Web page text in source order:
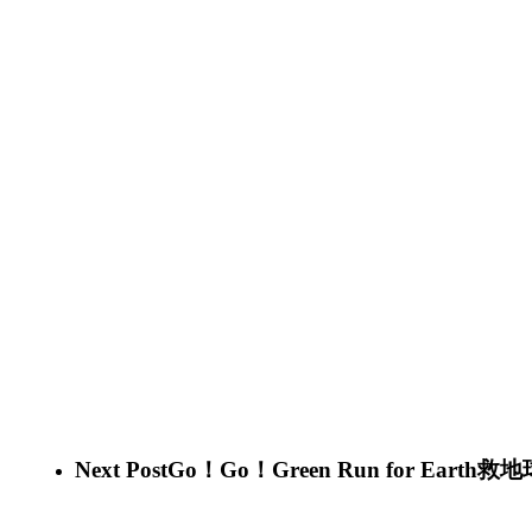
Next PostGo！Go！Green Run for Earth救地